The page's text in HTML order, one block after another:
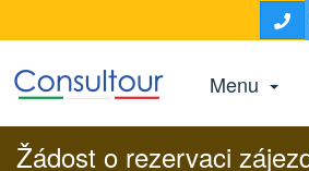
Menu
Žádost o rezervaci